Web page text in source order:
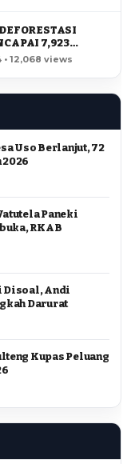
7,923
• 12,068 views
Uso Berlanjut, 72
2026
Paneki
RKAB
Disoal, Andi
Darurat
Kupas Peluang